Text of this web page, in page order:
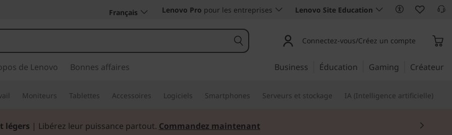
Français Lenovo Pro pour les entreprises Lenovo Site Education
Connectez-vous/Créez un compte
de Lenovo Bonnes affaires Business Éducation Gaming Créateur
Moniteurs Tablettes Accessoires Logiciels Smartphones Serveurs et stockage IA (Intelligence artificielle)
légers | Libérez leur puissance partout. Commandez maintenant